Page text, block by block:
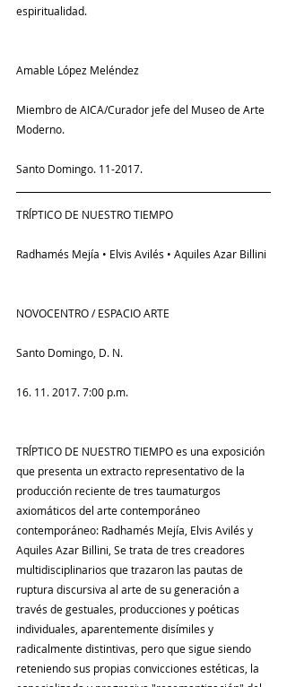
espiritualidad.
Amable López Meléndez
Miembro de AICA/Curador jefe del Museo de Arte
Moderno.
Santo Domingo. 11-2017.
TRĺPTICO DE NUESTRO TIEMPO
Radhamés Mejía • Elvis Avilés • Aquiles Azar Billini
NOVOCENTRO / ESPACIO ARTE
Santo Domingo, D. N.
16. 11. 2017. 7:00 p.m.
TRĺPTICO DE NUESTRO TIEMPO es una exposición
que presenta un extracto representativo de la
producción reciente de tres taumaturgos
axiomáticos del arte contemporáneo
contemporáneo: Radhamés Mejía, Elvis Avilés y
Aquiles Azar Billini, Se trata de tres creadores
multidisciplinarios que trazaron las pautas de
ruptura discursiva al arte de su generación a
través de gestuales, producciones y poéticas
individuales, aparentemente disímiles y
radicalmente distintivas, pero que sigue siendo
reteniendo sus propias convicciones estéticas, la